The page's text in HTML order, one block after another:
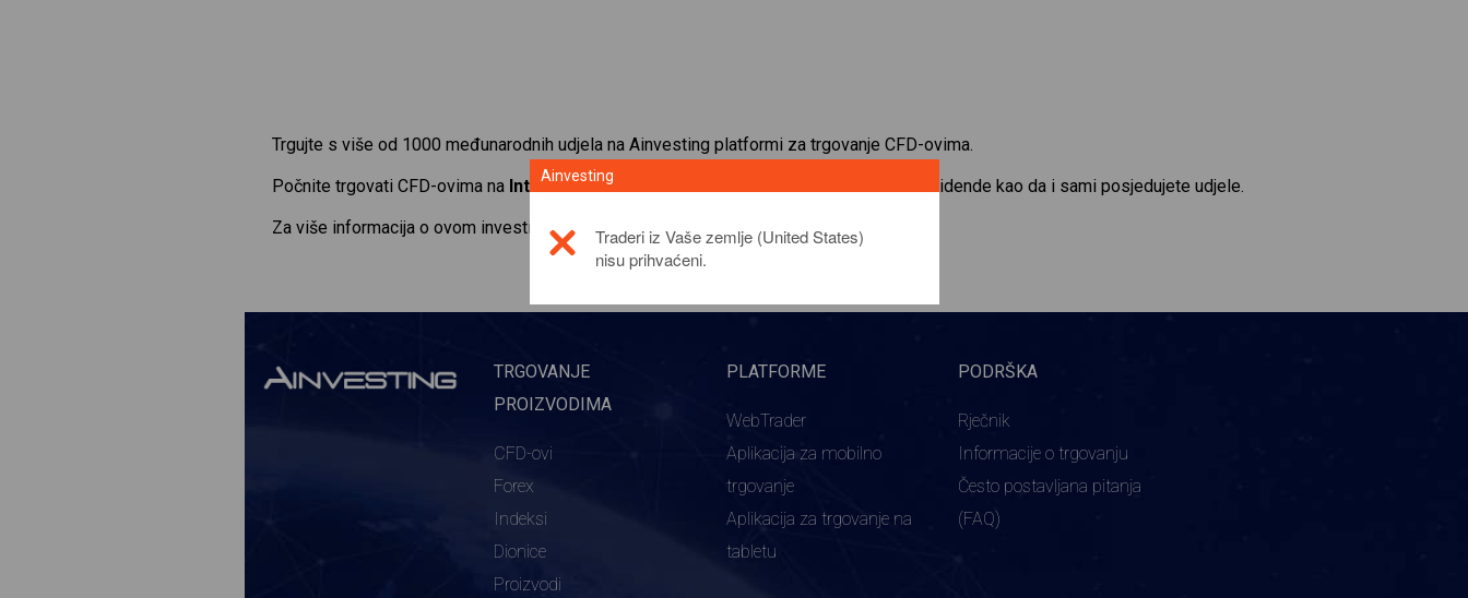
Trgujte s više od 1000 međunarodnih udjela na Ainvesting platformi za trgovanje CFD-ovima.
Počnite trgovati CFD-ovima na Intel. Primajte kotacije u stvarnom vremenu i primajte dividende kao da i sami posjedujete udjele.
Za više informacija o ovom investicijskom proizvodu, click here
TRGOVANJE
PROIZVODIMA
CFD-ovi
Forex
Indeksi
Dionice
Proizvodi
PLATFORME
WebTrader
Aplikacija za mobilno
trgovanje
Aplikacija za trgovanje na
tabletu
PODRŠKA
Rječnik
Informacije o trgovanju
Često postavljana pitanja
(FAQ)
Ainvesting
Traderi iz Vaše zemlje (United States)
nisu prihvaćeni.